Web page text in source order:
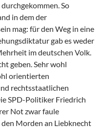
So
in dem der
mag: für den Weg in eine
gab es weder
im deutschen Volk.
geben. Sehr wohl
orientierten
rechtsstaatlichen
SPD-Politiker Friedrich
Not zwar faule
Morden an Liebknecht